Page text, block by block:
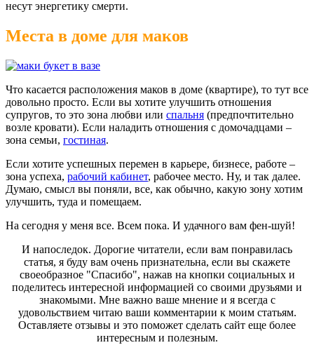
несут энергетику смерти.
Места в доме для маков
Что касается расположения маков в доме (квартире), то тут все
довольно просто. Если вы хотите улучшить отношения
супругов, то это зона любви или спальня (предпочтительно
возле кровати). Если наладить отношения с домочадцами –
зона семьи, гостиная.
Если хотите успешных перемен в карьере, бизнесе, работе –
зона успеха, рабочий кабинет, рабочее место. Ну, и так далее.
Думаю, смысл вы поняли, все, как обычно, какую зону хотим
улучшить, туда и помещаем.
На сегодня у меня все. Всем пока. И удачного вам фен-шуй!
И напоследок. Дорогие читатели, если вам понравилась
статья, я буду вам очень признательна, если вы скажете
своеобразное "Спасибо", нажав на кнопки социальных и
поделитесь интересной информацией со своими друзьями и
знакомыми. Мне важно ваше мнение и я всегда с
удовольствием читаю ваши комментарии к моим статьям.
Оставляете отзывы и это поможет сделать сайт еще более
интересным и полезным.